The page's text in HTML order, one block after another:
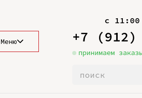
Меню
с
+7 (912)
принимаем